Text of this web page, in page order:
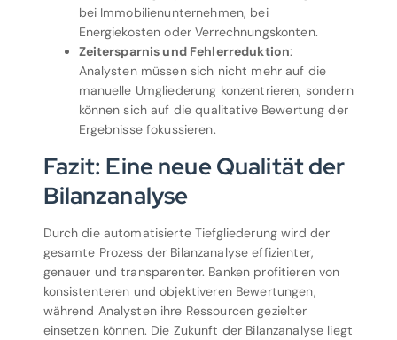
bei Immobilienunternehmen, bei
Energiekosten oder Verrechnungskonten.
Zeitersparnis und Fehlerreduktion:
Analysten müssen sich nicht mehr auf die
manuelle Umgliederung konzentrieren, sondern
können sich auf die qualitative Bewertung der
Ergebnisse fokussieren.
Fazit: Eine neue Qualität der
Bilanzanalyse
Durch die automatisierte Tiefgliederung wird der
gesamte Prozess der Bilanzanalyse effizienter,
genauer und transparenter. Banken profitieren von
konsistenteren und objektiveren Bewertungen,
während Analysten ihre Ressourcen gezielter
einsetzen können. Die Zukunft der Bilanzanalyse liegt